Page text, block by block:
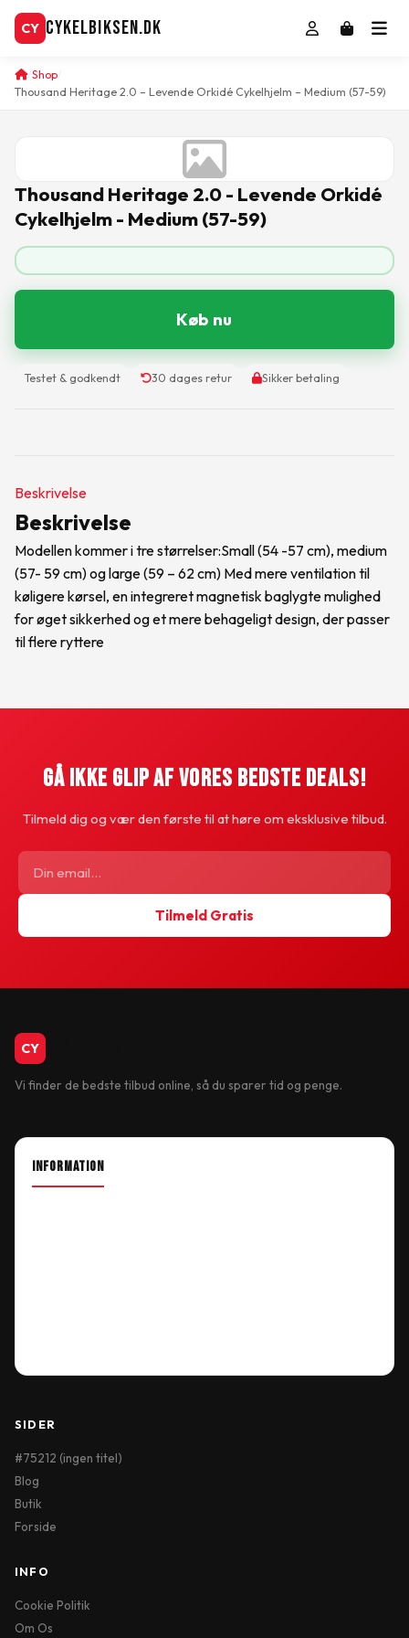
CY CykelBiksen.dk
Shop
Thousand Heritage 2.0 – Levende Orkidé Cykelhjelm – Medium (57-59)
Thousand Heritage 2.0 - Levende Orkidé
Cykelhjelm - Medium (57-59)
Køb nu
Testet & godkendt 30 dages retur Sikker betaling
Beskrivelse
Beskrivelse
Modellen kommer i tre størrelser:Small (54 -57 cm), medium
(57- 59 cm) og large (59 – 62 cm) Med mere ventilation til
køligere kørsel, en integreret magnetisk baglygte mulighed
for øget sikkerhed og et mere behageligt design, der passer
til flere ryttere
Gå Ikke Glip Af Vores Bedste Deals!
Tilmeld dig og vær den første til at høre om eksklusive tilbud.
Tilmeld Gratis
CY
Vi finder de bedste tilbud online, så du sparer tid og penge.
INFORMATION
SIDER
#75212 (ingen titel)
Blog
Butik
Forside
INFO
Cookie Politik
Om Os